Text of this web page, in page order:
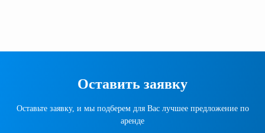
Оставить заявку
Оставьте заявку, и мы подберем для Вас лучшее предложение по
аренде